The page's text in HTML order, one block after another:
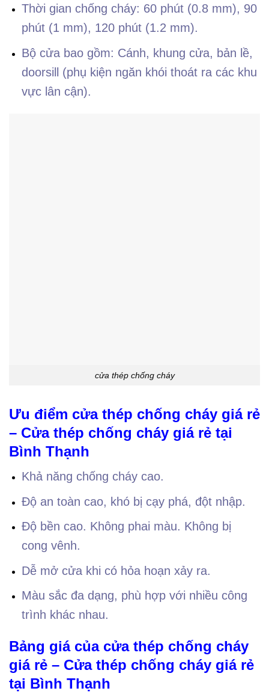
Thời gian chống cháy: 60 phút (0.8 mm), 90
phút (1 mm), 120 phút (1.2 mm).
Bộ cửa bao gồm: Cánh, khung cửa, bản lề,
doorsill (phụ kiện ngăn khói thoát ra các khu
vực lân cận).
cửa thép chống cháy
Ưu điểm cửa thép chống cháy giá rẻ
– Cửa thép chống cháy giá rẻ tại
Bình Thạnh
Khả năng chống cháy cao.
Độ an toàn cao, khó bị cạy phá, đột nhập.
Độ bền cao. Không phai màu. Không bị
cong vênh.
Dễ mở cửa khi có hỏa hoạn xảy ra.
Màu sắc đa dạng, phù hợp với nhiều công
trình khác nhau.
Bảng giá của cửa thép chống cháy
giá rẻ – Cửa thép chống cháy giá rẻ
tại Bình Thạnh